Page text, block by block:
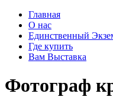
Главная
О нас
Единственный
Где купить
Вам Выставка
Фотограф